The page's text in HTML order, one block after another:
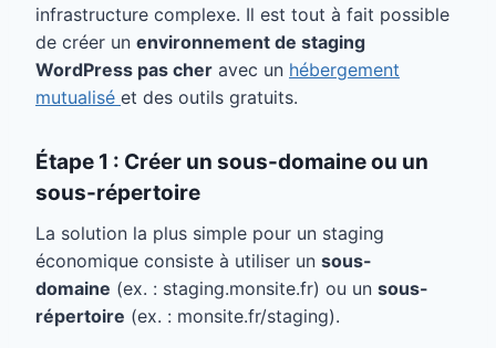
infrastructure complexe. Il est tout à fait possible
de créer un environnement de staging
WordPress pas cher avec un hébergement
mutualisé et des outils gratuits.
Étape 1 : Créer un sous-domaine ou un
sous-répertoire
La solution la plus simple pour un staging
économique consiste à utiliser un sous-
domaine (ex. : staging.monsite.fr) ou un sous-
répertoire (ex. : monsite.fr/staging).